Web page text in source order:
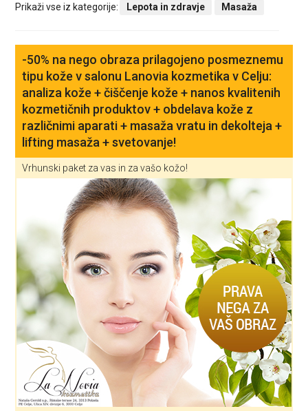
Prikaži vse iz kategorije: Lepota in zdravje Masaža
-50% na nego obraza prilagojeno posmeznemu
tipu kože v salonu Lanovia kozmetika v Celju:
analiza kože + čiščenje kože + nanos kvalitenih
kozmetičnih produktov + obdelava kože z
različnimi aparati + masaža vratu in dekolteja +
lifting masaža + svetovanje!
Vrhunski paket za vas in za vašo kožo!